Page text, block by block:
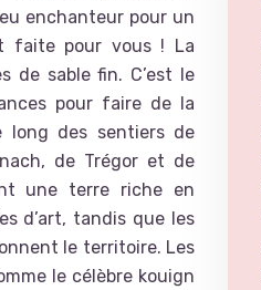
enchanteur pour un
faite pour vous ! La
de sable fin. C’est le
pour faire de la
long des sentiers de
de Trégor et de
une terre riche en
d’art, tandis que les
le territoire. Les
le célèbre kouign